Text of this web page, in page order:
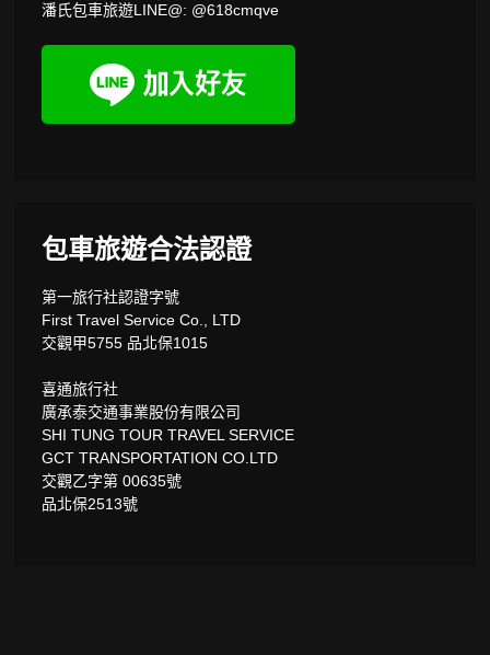
潘氏包車旅遊LINE@: @618cmqve
包車旅遊合法認證
第一旅行社認證字號
First Travel Service Co., LTD
交觀甲5755 品北保1015
喜通旅行社
廣承泰交通事業股份有限公司
SHI TUNG TOUR TRAVEL SERVICE
GCT TRANSPORTATION CO.LTD
交觀乙字第 00635號
品北保2513號